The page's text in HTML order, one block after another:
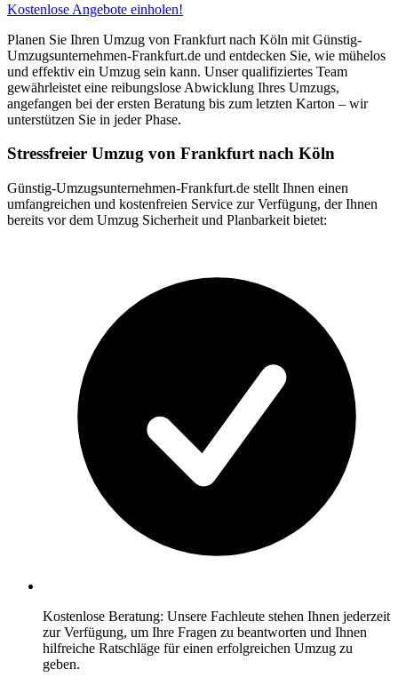
Kostenlose Angebote einholen!
Planen Sie Ihren Umzug von Frankfurt nach Köln mit Günstig-
Umzugsunternehmen-Frankfurt.de und entdecken Sie, wie mühelos
und effektiv ein Umzug sein kann. Unser qualifiziertes Team
gewährleistet eine reibungslose Abwicklung Ihres Umzugs,
angefangen bei der ersten Beratung bis zum letzten Karton – wir
unterstützen Sie in jeder Phase.
Stressfreier Umzug von Frankfurt nach Köln
Günstig-Umzugsunternehmen-Frankfurt.de stellt Ihnen einen
umfangreichen und kostenfreien Service zur Verfügung, der Ihnen
bereits vor dem Umzug Sicherheit und Planbarkeit bietet:
Kostenlose Beratung: Unsere Fachleute stehen Ihnen jederzeit
zur Verfügung, um Ihre Fragen zu beantworten und Ihnen
hilfreiche Ratschläge für einen erfolgreichen Umzug zu
geben.